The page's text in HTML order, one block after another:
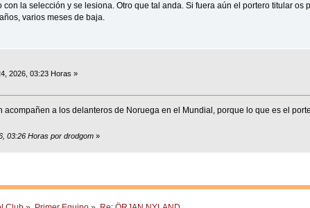
la selección y se lesiona. Otro que tal anda. Si fuera aún el portero titular os
varios meses de baja.
2026, 03:23 Horas »
acompañen a los delanteros de Noruega en el Mundial, porque lo que es el
03:26 Horas por drodgom»